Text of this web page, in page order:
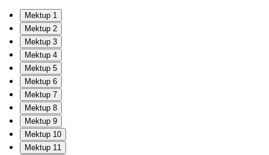
Mektup 1
Mektup 2
Mektup 3
Mektup 4
Mektup 5
Mektup 6
Mektup 7
Mektup 8
Mektup 9
Mektup 10
Mektup 11